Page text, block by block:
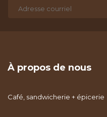
À propos de nous
Café, sandwicherie + épicerie